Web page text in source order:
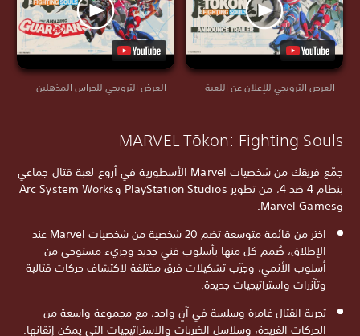
MARVEL Tōkon: Fighting Souls
جمّع فريقك من شخصيات Marvel الأسطورية في أروع لعبة قتال جماعي
بنظام 4 ضد 4، من تطوير PlayStation Studios وArc System Works
وMarvel Games.
اختر من قائمة متوسعة تضم 20 شخصية من شخصيات Marvel عند
الإطلاق، صُمم كل منها بأسلوب فني جديد وجريء مستوحى من
أسلوب الأنمي، وجرّب تشكيلات فرق مختلفة لاكتشاف حركات قتالية
وتآزرات واستراتيجيات جديدة.
تجربة القتال غامرة وسلسة في آنٍ واحد، مع مجموعة واسعة من
الحركات الفريدة، وسلاسل الضربات والاستراتيجيات التي يمكن إتقانها.
العرض الترويجي للحراس المذهلين العرض الترويجي للإعلان عن اللعبة